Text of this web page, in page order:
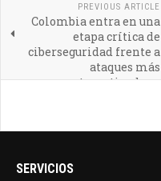
PREVIOUS ARTICLE
Colombia entra en una
etapa crítica de
ciberseguridad frente a
ataques más
automatizados y
SERVICIOS